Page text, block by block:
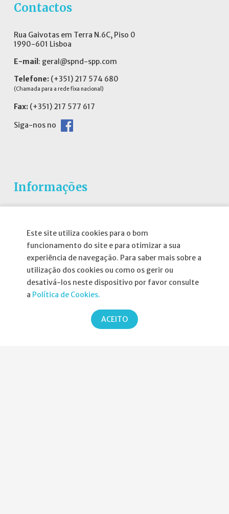
Este site utiliza cookies para o bom
funcionamento do site e para otimizar a sua
experiência de navegação. Para saber mais sobre a
utilização dos cookies ou como os gerir ou
desativá-los neste dispositivo por favor consulte
a Política de Cookies.
ACEITO
Contactos
Rua Gaivotas em Terra N.6C, Piso 0
1990-601 Lisboa
E-mail : geral@spnd-spp.com
Telefone: (+351) 217 574 680
(Chamada para a rede fixa nacional)
Fax: (+351) 217 577 617
Siga-nos no
Informações
Agenda
Política de Privacidade